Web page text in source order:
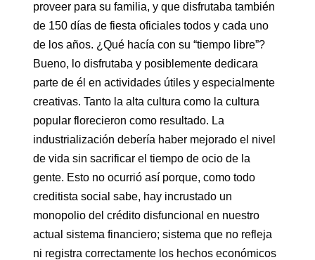
proveer para su familia, y que disfrutaba también
de 150 días de fiesta oficiales todos y cada uno
de los años. ¿Qué hacía con su “tiempo libre”?
Bueno, lo disfrutaba y posiblemente dedicara
parte de él en actividades útiles y especialmente
creativas. Tanto la alta cultura como la cultura
popular florecieron como resultado. La
industrialización debería haber mejorado el nivel
de vida sin sacrificar el tiempo de ocio de la
gente. Esto no ocurrió así porque, como todo
creditista social sabe, hay incrustado un
monopolio del crédito disfuncional en nuestro
actual sistema financiero; sistema que no refleja
ni registra correctamente los hechos económicos